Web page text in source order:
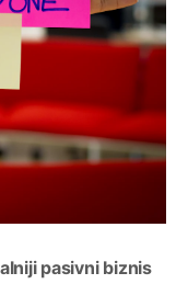
pasivni biznis